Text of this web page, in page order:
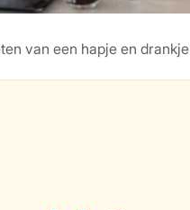
van een hapje en drankje